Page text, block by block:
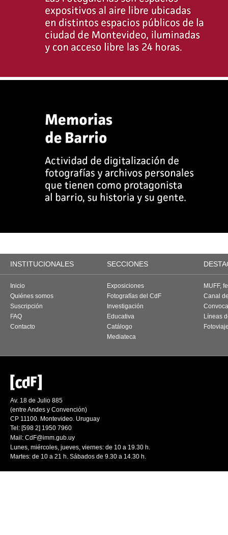
INSTITUCIONALES SECCIONES
Inicio
Quiénes somos
Suscripción
FAQ
Contacto
Exposiciones
Fotografías del CdF
Investigación
Educativa
Catálogo
Mediateca
MUFF,
Canal
Líneas
Av. 18 de Julio 885
(entre Andes y Convención)
CP 11100. Montevideo. Uruguay
Tel: [598 2] 1950 7960
Mail: CdF@imm.gub.uy
Lunes, miércoles, jueves, viernes: de 10 a 19.30 h.
Martes: de 10 a 21 h. Sábados de 9.30 a 14.30 h.